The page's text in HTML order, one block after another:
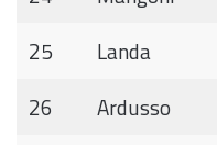
25
Landa
26
Ardusso